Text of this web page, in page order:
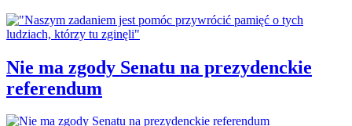
Nie ma zgody Senatu na prezydenckie
referendum